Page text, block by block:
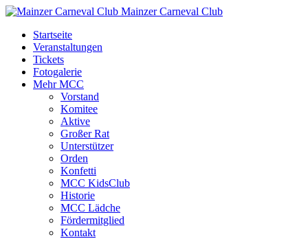
Mainzer Carneval Club
Startseite
Veranstaltungen
Tickets
Fotogalerie
Mehr MCC
Vorstand
Komitee
Aktive
Großer Rat
Unterstützer
Orden
Konfetti
MCC KidsClub
Historie
MCC Lädche
Fördermitglied
Kontakt